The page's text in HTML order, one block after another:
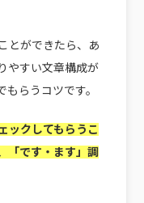
とができたら、あ
やすい文章構成が
らうコツです。
ックしてもらうこ
「です・ます」調